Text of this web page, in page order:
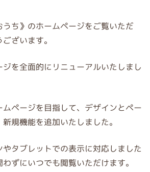
うち》のホームページをご覧いただ
ざいます。
ジを全面的にリニューアルいたしまし
ムページを目指して、デザインとペー
規機能を追加いたしました。
やタブレットでの表示に対応しました
ずにいつでも閲覧いただけます。